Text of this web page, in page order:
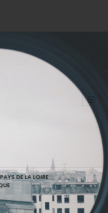
DE LA LOIRE